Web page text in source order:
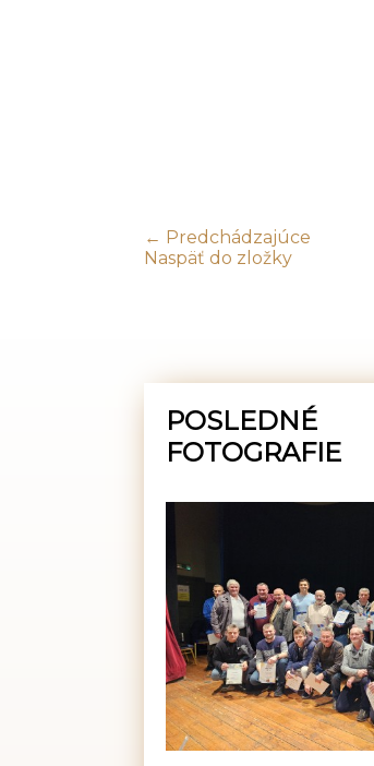
← Predchádzajúce
Naspäť do zložky
POSLEDNÉ
FOTOGRAFIE